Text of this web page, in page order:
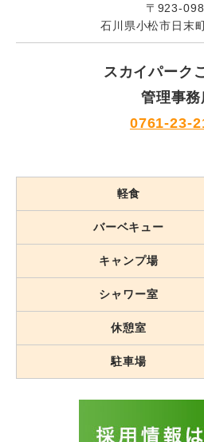
〒923-
石川県小松市日末
スカイパーク
管理事務
0761-23-
軽食
バーベキュー
キャンプ場
シャワー室
休憩室
駐車場